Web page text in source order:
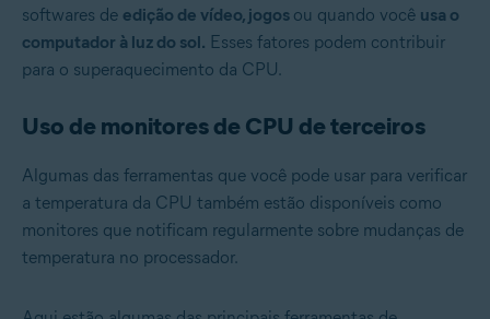
softwares de edição de vídeo, jogos ou quando você usa o
computador à luz do sol. Esses fatores podem contribuir
para o superaquecimento da CPU.
Uso de monitores de CPU de terceiros
Algumas das ferramentas que você pode usar para verificar
a temperatura da CPU também estão disponíveis como
monitores que notificam regularmente sobre mudanças de
temperatura no processador.